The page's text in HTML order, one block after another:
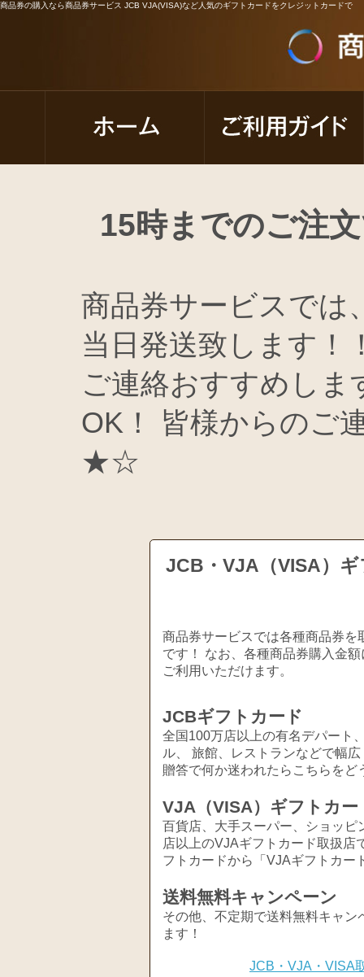
商品券の購入なら商品券サービス JCB VJA(VISA)など人気のギフトカードをクレジットカードで
15時までのご注
商品券サービスでは
当日発送致します！
ご連絡おすすめしま
OK！ 皆様からのご
★☆
JCB・VJA（VISA）
商品券サービスでは各種商品券
です！ なお、各種商品券購入金
ご利用いただけます。
JCBギフトカード
全国100万店以上の有名デパート
ル、 旅館、レストランなどで幅
贈答で何か迷われたらこちらをど
VJA（VISA）ギフトカー
百貨店、大手スーパー、ショッ
店以上のVJAギフトカード取扱店
フトカードから「VJAギフトカー
送料無料キャンペーン
その他、不定期で送料無料キャ
ます！
JCB・VJA・VISA